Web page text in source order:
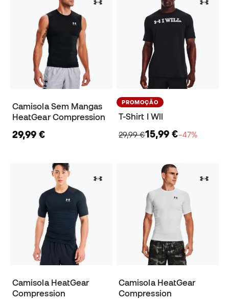
Camisola Sem Mangas
HeatGear Compression
29,99 €
PROMOÇÃO
T-Shirt I Wll
29,99 €15,99 €−47%
Camisola HeatGear
Compression
Camisola HeatGear
Compression